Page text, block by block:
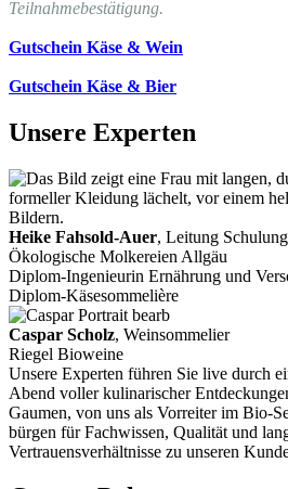
Teilnahmebestätigung.
Gutschein Käse & Wein
Gutschein Käse & Bier
Unsere Experten
Heike Fahsold-Auer, Leitung
Ökologische Molkereien Allgäu
Diplom-Ingenieurin Ernährung und
Diplom-Käsesommelière
Caspar Scholz, Weinsommelier
Riegel Bioweine
Unsere Experten führen Sie live durch
Abend voller kulinarischer
Gaumen, von uns als Vorreiter im Bio-
bürgen für Fachwissen, Qualität und
Vertrauensverhältnisse zu unseren